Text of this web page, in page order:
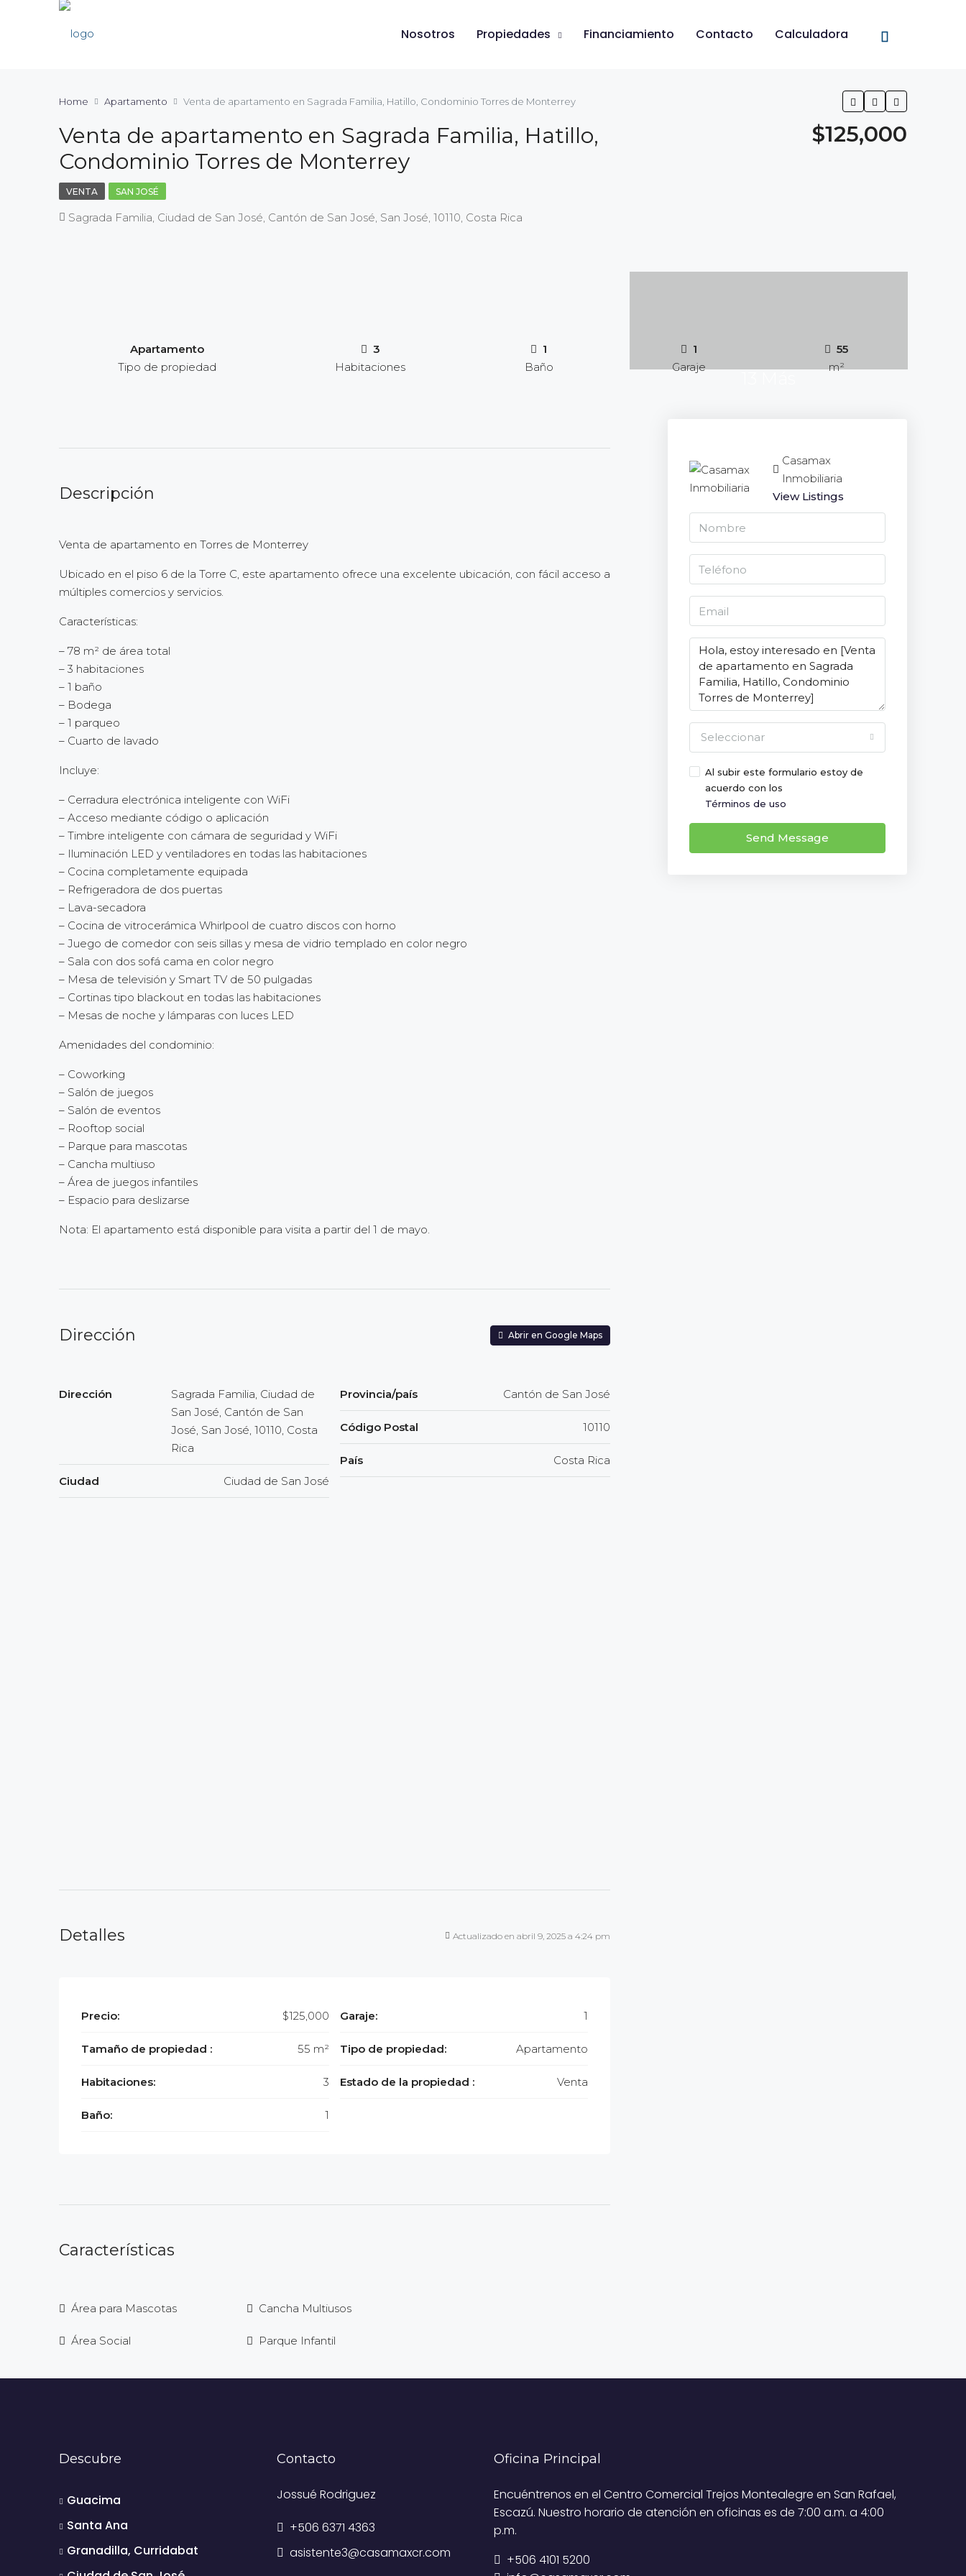
Nosotros Propiedades Financiamiento Contacto Calculadora
Home Apartamento Venta de apartamento en Sagrada Familia, Hatillo, Condominio Torres de Monterrey
Venta de apartamento en Sagrada Familia, Hatillo,
Condominio Torres de Monterrey
$125,000
VENTA SAN JOSÉ
Sagrada Familia, Ciudad de San José, Cantón de San José, San José, 10110, Costa Rica
Apartamento
Tipo de propiedad
3
Habitaciones
1
Baño
1
Garaje
55
m²
Descripción
Venta de apartamento en Torres de Monterrey
Ubicado en el piso 6 de la Torre C, este apartamento ofrece una excelente ubicación, con fácil acceso a
múltiples comercios y servicios.
Características:
– 78 m² de área total
– 3 habitaciones
– 1 baño
– Bodega
– 1 parqueo
– Cuarto de lavado
Incluye:
– Cerradura electrónica inteligente con WiFi
– Acceso mediante código o aplicación
– Timbre inteligente con cámara de seguridad y WiFi
– Iluminación LED y ventiladores en todas las habitaciones
– Cocina completamente equipada
– Refrigeradora de dos puertas
– Lava-secadora
– Cocina de vitrocerámica Whirlpool de cuatro discos con horno
– Juego de comedor con seis sillas y mesa de vidrio templado en color negro
– Sala con dos sofá cama en color negro
– Mesa de televisión y Smart TV de 50 pulgadas
– Cortinas tipo blackout en todas las habitaciones
– Mesas de noche y lámparas con luces LED
Amenidades del condominio:
– Coworking
– Salón de juegos
– Salón de eventos
– Rooftop social
– Parque para mascotas
– Cancha multiuso
– Área de juegos infantiles
– Espacio para deslizarse
Nota: El apartamento está disponible para visita a partir del 1 de mayo.
Dirección Abrir en Google Maps
Dirección
Sagrada Familia, Ciudad de
San José, Cantón de San
José, San José, 10110, Costa
Rica
Ciudad Ciudad de San José
Provincia/país Cantón de San José
Código Postal 10110
País Costa Rica
Detalles Actualizado en abril 9, 2025 a 4:24 pm
Precio: $125,000
Tamaño de propiedad : 55 m²
Habitaciones: 3
Baño: 1
Garaje: 1
Tipo de propiedad: Apartamento
Estado de la propiedad : Venta
Características
Área para Mascotas
Área Social
Cancha Multiusos
Parque Infantil
Casamax
Inmobiliaria
View Listings
Seleccionar
Al subir este formulario estoy de
acuerdo con los
Términos de uso
Send Message
Descubre
Guacima
Santa Ana
Granadilla, Curridabat
Contacto
Jossué Rodriguez
+506 6371 4363
asistente3@casamaxcr.com
Oficina Principal
Encuéntrenos en el Centro Comercial Trejos Montealegre en San Rafael,
Escazú. Nuestro horario de atención en oficinas es de 7:00 a.m. a 4:00
p.m.
+506 4101 5200